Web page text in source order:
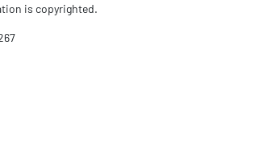
is copyrighted.